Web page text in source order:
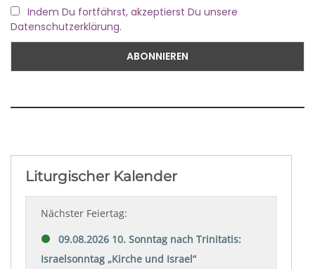
Indem Du fortfährst, akzeptierst Du unsere
Datenschutzerklärung.